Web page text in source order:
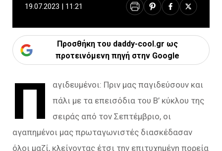
19.07.2023 | 11:21
Προσθήκη του daddy-cool.gr ως
προτεινόμενη πηγή στην Google
Π
αγιδευμένοι: Πριν μας παγιδεύσουν και
πάλι με τα επεισόδια του Β’ κύκλου της
σειράς από τον Σεπτέμβριο, οι
αγαπημένοι μας πρωταγωνιστές διασκέδασαν
όλοι μαζί, κλείνοντας έτσι την επιτυχημένη πορεία